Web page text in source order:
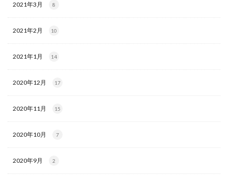
2021年3月 8
2021年2月 10
2021年1月 14
2020年12月 17
2020年11月 15
2020年10月 7
2020年9月 2